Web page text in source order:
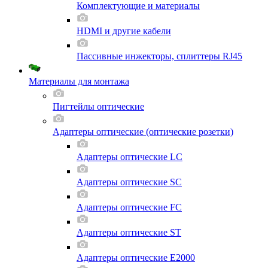
Комплектующие и материалы
HDMI и другие кабели
Пассивные инжекторы, сплиттеры RJ45
Материалы для монтажа
Пигтейлы оптические
Адаптеры оптические (оптические розетки)
Адаптеры оптические LC
Адаптеры оптические SC
Адаптеры оптические FC
Адаптеры оптические ST
Адаптеры оптические E2000